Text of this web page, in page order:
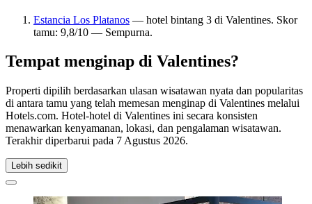
Estancia Los Platanos — hotel bintang 3 di Valentines. Skor
tamu: 9,8/10 — Sempurna.
Tempat menginap di Valentines?
Properti dipilih berdasarkan ulasan wisatawan nyata dan popularitas
di antara tamu yang telah memesan menginap di Valentines melalui
Hotels.com. Hotel-hotel di Valentines ini secara konsisten
menawarkan kenyamanan, lokasi, dan pengalaman wisatawan.
Terakhir diperbarui pada 7 Agustus 2026.
Lebih sedikit